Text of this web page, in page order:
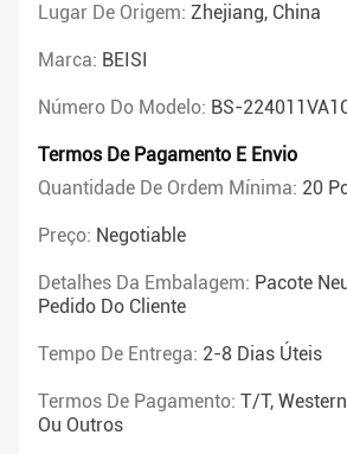
Lugar De Origem: Zhejiang, China
Marca: BEISI
Número Do Modelo: BS-
Termos De Pagamento E Envio
Quantidade De Ordem Mínima: 20
Preço: Negotiable
Detalhes Da Embalagem: Pacote
Pedido Do Cliente
Tempo De Entrega: 2-8 Dias Úteis
Termos De Pagamento: T/T,
Ou Outros